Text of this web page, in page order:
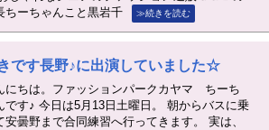
ちーちゃんこと黒岩千
≫続きを読む
です長野♪に出演していました☆
にちは。ファッションパークカヤマ ちーち
です♪ 今日は5月13日土曜日。 朝からバスに乗
安曇野まで合同練習へ行ってきます。 実は、